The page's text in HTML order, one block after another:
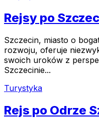
Rejsy po
Szczecin, miasto o
rozwoju, oferuje
swoich uroków z
Szczecinie...
Turystyka
Rejs po Odrze